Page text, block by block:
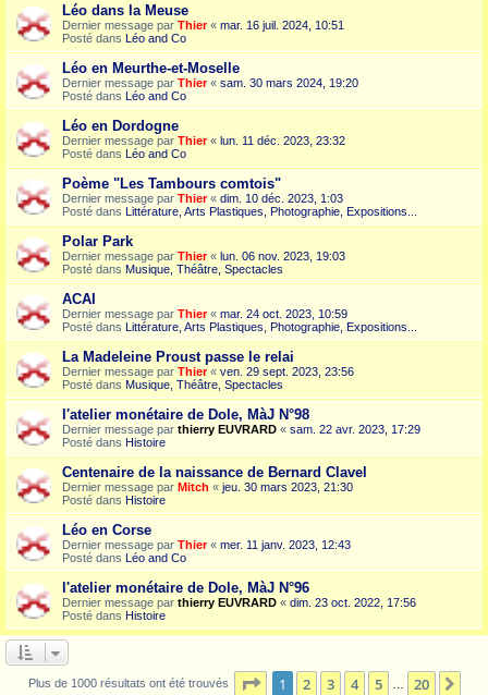
Léo dans la Meuse
Dernier message par Thier« mar. 16 juil. 2024, 10:51
Posté dans Léo and Co
Léo en Meurthe-et-Moselle
Dernier message par Thier« sam. 30 mars 2024, 19:20
Posté dans Léo and Co
Léo en Dordogne
Dernier message par Thier« lun. 11 déc. 2023, 23:32
Posté dans Léo and Co
Poème "Les Tambours comtois"
Dernier message par Thier« dim. 10 déc. 2023, 1:03
Posté dans Littérature, Arts Plastiques, Photographie, Expositions...
Polar Park
Dernier message par Thier« lun. 06 nov. 2023, 19:03
Posté dans Musique, Théâtre, Spectacles
ACAI
Dernier message par Thier« mar. 24 oct. 2023, 10:59
Posté dans Littérature, Arts Plastiques, Photographie, Expositions...
La Madeleine Proust passe le relai
Dernier message par Thier« ven. 29 sept. 2023, 23:56
Posté dans Musique, Théâtre, Spectacles
l'atelier monétaire de Dole, MàJ N°98
Dernier message par thierry EUVRARD « sam. 22 avr. 2023, 17:29
Posté dans Histoire
Centenaire de la naissance de Bernard Clavel
Dernier message par Mitch « jeu. 30 mars 2023, 21:30
Posté dans Histoire
Léo en Corse
Dernier message par Thier« mer. 11 janv. 2023, 12:43
Posté dans Léo and Co
l'atelier monétaire de Dole, MàJ N°96
Dernier message par thierry EUVRARD « dim. 23 oct. 2022, 17:56
Posté dans Histoire
Plus de 1000 résultats ont été trouvés Page 1sur20
1 2 3 4 5 20